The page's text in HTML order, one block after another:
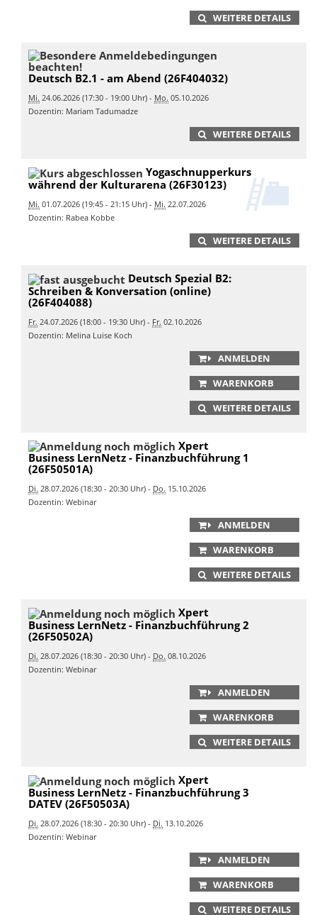
WEITERE DETAILS
Deutsch B2.1 - am Abend (26F404032)
Mi. 24.06.2026 (17:30 - 19:00 Uhr) - Mo. 05.10.2026
Dozentin: Mariam Tadumadze
WEITERE DETAILS
Yogaschnupperkurs
während der Kulturarena (26F30123)
Mi. 01.07.2026 (19:45 - 21:15 Uhr) - Mi. 22.07.2026
Dozentin: Rabea Kobbe
WEITERE DETAILS
Deutsch Spezial B2:
Schreiben & Konversation (online)
(26F404088)
Fr. 24.07.2026 (18:00 - 19:30 Uhr) - Fr. 02.10.2026
Dozentin: Melina Luise Koch
ANMELDEN
WARENKORB
WEITERE DETAILS
Xpert
Business LernNetz - Finanzbuchführung 1
(26F50501A)
Di. 28.07.2026 (18:30 - 20:30 Uhr) - Do. 15.10.2026
Dozentin: Webinar
ANMELDEN
WARENKORB
WEITERE DETAILS
Xpert
Business LernNetz - Finanzbuchführung 2
(26F50502A)
Di. 28.07.2026 (18:30 - 20:30 Uhr) - Do. 08.10.2026
Dozentin: Webinar
ANMELDEN
WARENKORB
WEITERE DETAILS
Xpert
Business LernNetz - Finanzbuchführung 3
DATEV (26F50503A)
Di. 28.07.2026 (18:30 - 20:30 Uhr) - Di. 13.10.2026
Dozentin: Webinar
ANMELDEN
WARENKORB
WEITERE DETAILS